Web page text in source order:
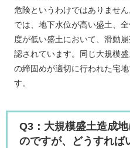
危険というわけではありませ
では、地下水位が高い盛土、
度が低い盛土において、滑動
認されています。同じ大規模
の締固めが適切に行われた宅
す。
Q3：大規模盛土造成
のですが、どうすれば